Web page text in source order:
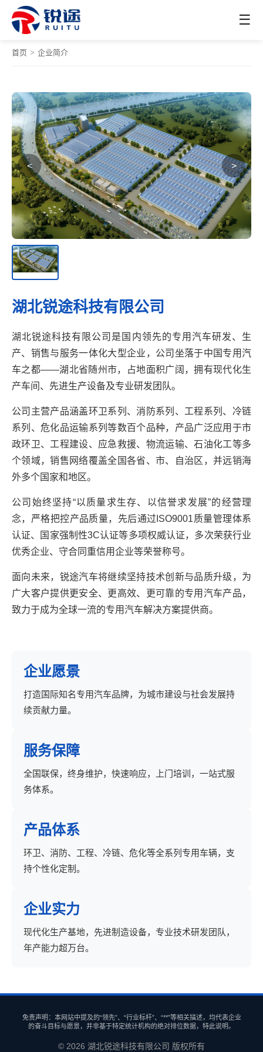
☰
首页 > 企业简介
< >
湖北锐途科技有限公司
湖北锐途科技有限公司是国内领先的专用汽车研发、生
产、销售与服务一体化大型企业，公司坐落于中国专用汽
车之都——湖北省随州市，占地面积广阔，拥有现代化生
产车间、先进生产设备及专业研发团队。
公司主营产品涵盖环卫系列、消防系列、工程系列、冷链
系列、危化品运输系列等数百个品种，产品广泛应用于市
政环卫、工程建设、应急救援、物流运输、石油化工等多
个领域，销售网络覆盖全国各省、市、自治区，并远销海
外多个国家和地区。
公司始终坚持“以质量求生存、以信誉求发展”的经营理
念，严格把控产品质量，先后通过ISO9001质量管理体系
认证、国家强制性3C认证等多项权威认证，多次荣获行业
优秀企业、守合同重信用企业等荣誉称号。
面向未来，锐途汽车将继续坚持技术创新与品质升级，为
广大客户提供更安全、更高效、更可靠的专用汽车产品，
致力于成为全球一流的专用汽车解决方案提供商。
企业实力
现代化生产基地，先进制造设备，专业技术研发团队，
年产能力超万台。
产品体系
环卫、消防、工程、冷链、危化等全系列专用车辆，支
持个性化定制。
服务保障
全国联保，终身维护，快速响应，上门培训，一站式服
务体系。
企业愿景
打造国际知名专用汽车品牌，为城市建设与社会发展持
续贡献力量。
免责声明：本网站中提及的“领先”、“行业标杆”、“**”等相关描述，均代表企业
的奋斗目标与愿景，并非基于特定统计机构的绝对排位数据，特此说明。
© 2026 湖北锐途科技有限公司 版权所有